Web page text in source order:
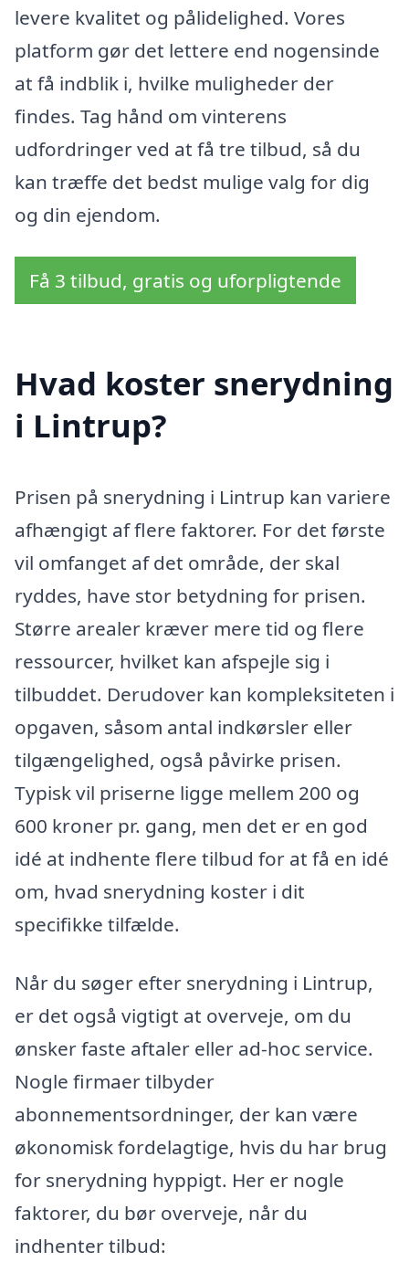
levere kvalitet og pålidelighed. Vores
platform gør det lettere end nogensinde
at få indblik i, hvilke muligheder der
findes. Tag hånd om vinterens
udfordringer ved at få tre tilbud, så du
kan træffe det bedst mulige valg for dig
og din ejendom.
Få 3 tilbud, gratis og uforpligtende
Hvad koster snerydning
i Lintrup?
Prisen på snerydning i Lintrup kan variere
afhængigt af flere faktorer. For det første
vil omfanget af det område, der skal
ryddes, have stor betydning for prisen.
Større arealer kræver mere tid og flere
ressourcer, hvilket kan afspejle sig i
tilbuddet. Derudover kan kompleksiteten i
opgaven, såsom antal indkørsler eller
tilgængelighed, også påvirke prisen.
Typisk vil priserne ligge mellem 200 og
600 kroner pr. gang, men det er en god
idé at indhente flere tilbud for at få en idé
om, hvad snerydning koster i dit
specifikke tilfælde.
Når du søger efter snerydning i Lintrup,
er det også vigtigt at overveje, om du
ønsker faste aftaler eller ad-hoc service.
Nogle firmaer tilbyder
abonnementsordninger, der kan være
økonomisk fordelagtige, hvis du har brug
for snerydning hyppigt. Her er nogle
faktorer, du bør overveje, når du
indhenter tilbud: